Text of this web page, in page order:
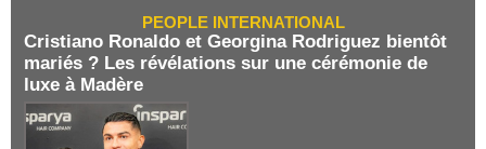
PEOPLE INTERNATIONAL
Cristiano Ronaldo et Georgina Rodriguez bientôt
mariés ? Les révélations sur une cérémonie de
luxe à Madère